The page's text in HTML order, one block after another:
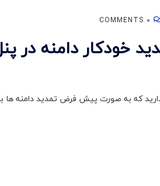
خودکار دامنه در